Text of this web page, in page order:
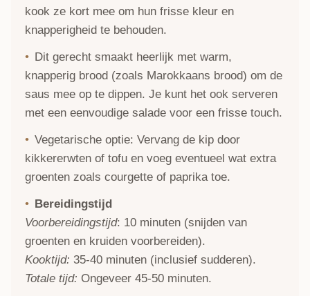
kook ze kort mee om hun frisse kleur en
knapperigheid te behouden.
Dit gerecht smaakt heerlijk met warm,
knapperig brood (zoals Marokkaans brood) om de
saus mee op te dippen. Je kunt het ook serveren
met een eenvoudige salade voor een frisse touch.
Vegetarische optie: Vervang de kip door
kikkererwten of tofu en voeg eventueel wat extra
groenten zoals courgette of paprika toe.
Bereidingstijd
Voorbereidingstijd: 10 minuten (snijden van
groenten en kruiden voorbereiden).
Kooktijd: 35-40 minuten (inclusief sudderen).
Totale tijd: Ongeveer 45-50 minuten.